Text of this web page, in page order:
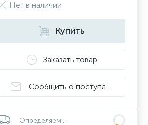
Нет в наличии
Купить
Заказать товар
Сообщить о поступлении
Определяем...